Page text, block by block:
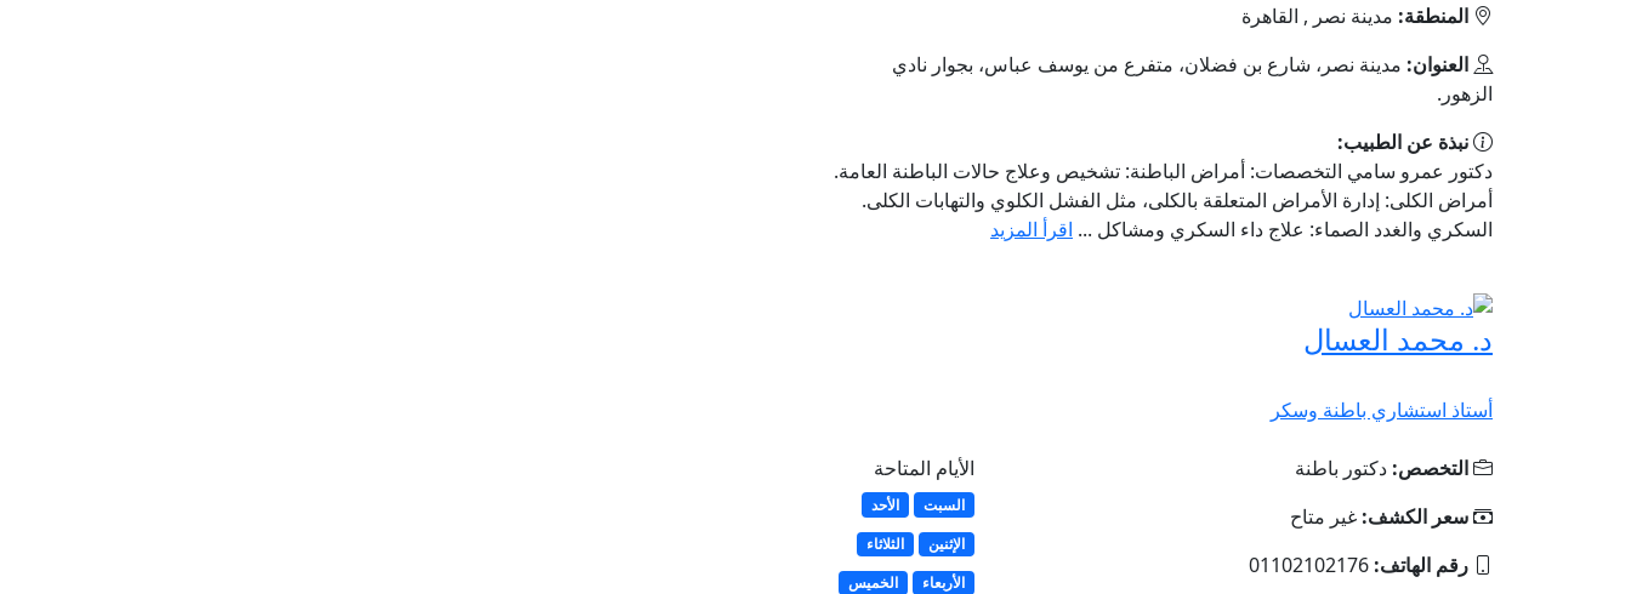
المنطقة: مدينة نصر , القاهرة
العنوان: مدينة نصر، شارع بن فضلان، متفرع من يوسف عباس، بجوار نادي
الزهور.
نبذة عن الطبيب:
دكتور عمرو سامي التخصصات: أمراض الباطنة: تشخيص وعلاج حالات الباطنة العامة.
أمراض الكلى: إدارة الأمراض المتعلقة بالكلى، مثل الفشل الكلوي والتهابات الكلى.
السكري والغدد الصماء: علاج داء السكري ومشاكل ... اقرأ المزيد
د. محمد العسال
أستاذ استشاري باطنة وسكر
التخصص: دكتور باطنة
سعر الكشف: غير متاح
رقم الهاتف: 01102102176
الأيام المتاحة
السبت
الأحد
الإثنين
الثلاثاء
الأربعاء
الخميس